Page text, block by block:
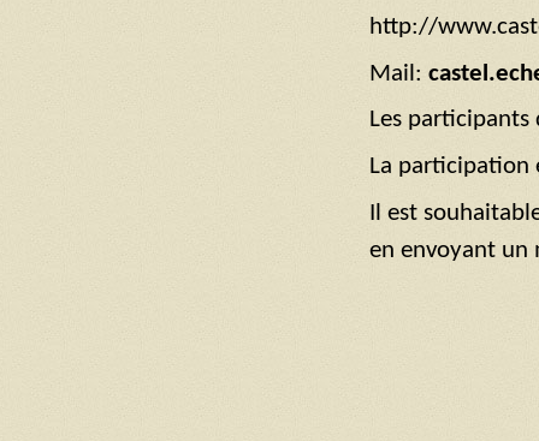
http://
Mail:
Les
La participation
Il est
en envoyant un